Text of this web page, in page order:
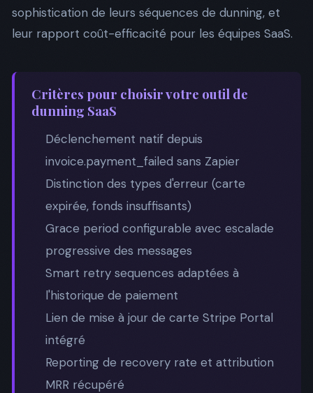
sophistication de leurs séquences de dunning, et
leur rapport coût-efficacité pour les équipes SaaS.
Critères pour choisir votre outil de
dunning SaaS
Déclenchement natif depuis
invoice.payment_failed sans Zapier
Distinction des types d'erreur (carte
expirée, fonds insuffisants)
Grace period configurable avec escalade
progressive des messages
Smart retry sequences adaptées à
l'historique de paiement
Lien de mise à jour de carte Stripe Portal
intégré
Reporting de recovery rate et attribution
MRR récupéré